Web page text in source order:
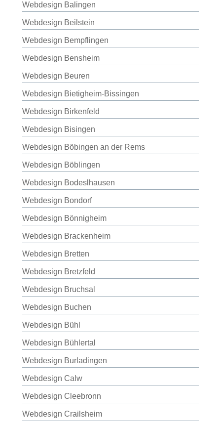
Webdesign Balingen
Webdesign Beilstein
Webdesign Bempflingen
Webdesign Bensheim
Webdesign Beuren
Webdesign Bietigheim-Bissingen
Webdesign Birkenfeld
Webdesign Bisingen
Webdesign Böbingen an der Rems
Webdesign Böblingen
Webdesign Bodeslhausen
Webdesign Bondorf
Webdesign Bönnigheim
Webdesign Brackenheim
Webdesign Bretten
Webdesign Bretzfeld
Webdesign Bruchsal
Webdesign Buchen
Webdesign Bühl
Webdesign Bühlertal
Webdesign Burladingen
Webdesign Calw
Webdesign Cleebronn
Webdesign Crailsheim